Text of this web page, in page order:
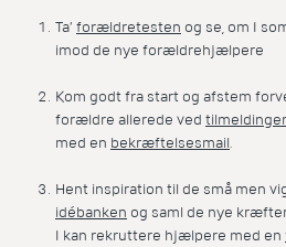
Ta’ forældretesten og se, om I
imod de nye forældrehjælpere
Kom godt fra start og afstem
forældre allerede ved
med en bekræftelsesmail.
Hent inspiration til de små men
idébanken og saml de nye
I kan rekruttere hjælpere med en